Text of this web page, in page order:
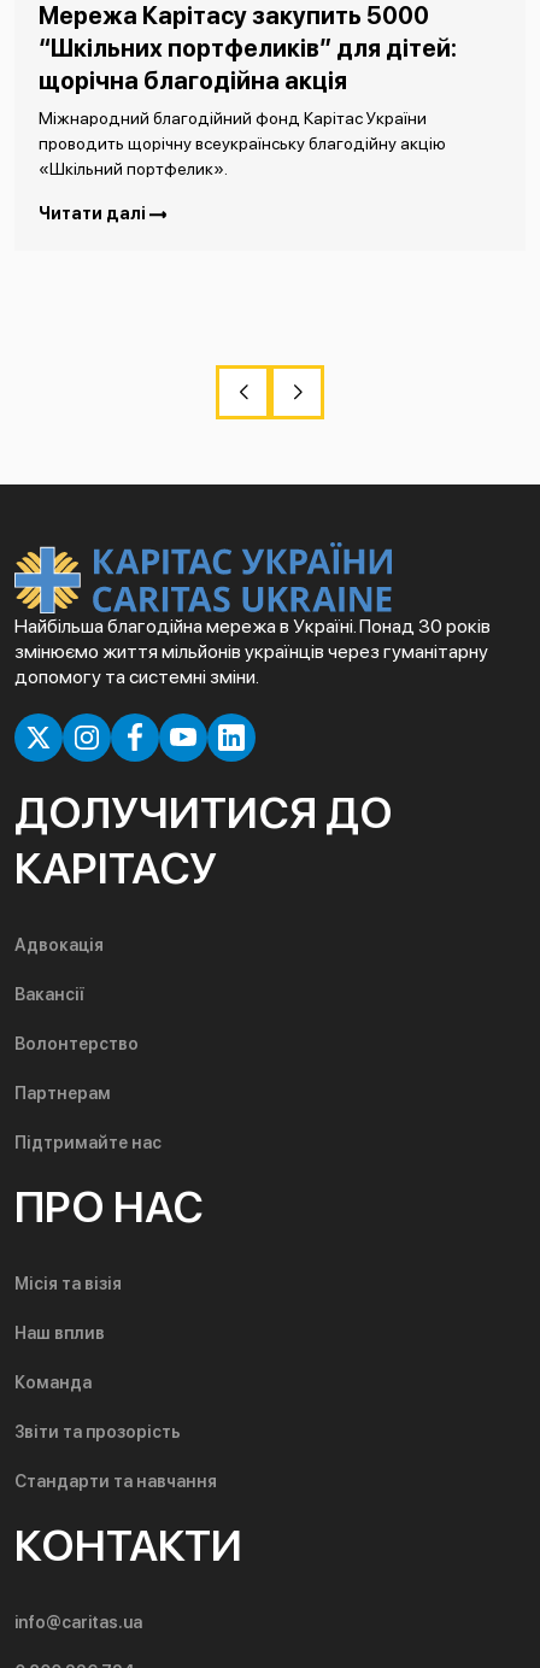
Мережа Карітасу закупить 5000
“Шкільних портфеликів” для дітей:
щорічна благодійна акція
Міжнародний благодійний фонд Карітас України
проводить щорічну всеукраїнську благодійну акцію
«Шкільний портфелик».
Читати далі
Найбільша благодійна мережа в Україні. Понад 30 років
змінюємо життя мільйонів українців через гуманітарну
допомогу та системні зміни.
ДОЛУЧИТИСЯ ДО
КАРІТАСУ
Адвокація
Вакансії
Волонтерство
Партнерам
Підтримайте нас
ПРО НАС
Місія та візія
Наш вплив
Команда
Звіти та прозорість
Стандарти та навчання
КОНТАКТИ
info@caritas.ua